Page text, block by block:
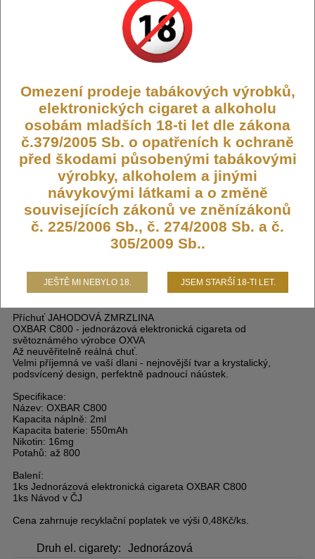
Dostupnost: Není skladem
Počet ks:
0 ks
179,- KČ
OXBAR C800 STRAWBERRY ICE
potahů, 16mg nikotinu
Příchuť JAHODOVÁ ZMRZLINA
OXBAR C800 - jednorázová elektronická cigareta od
světoznámého výrobce OXVA
Až neuvěřitelně reálná chuť.
Velmi příjemná ve vaší dlani - nejnovější tvar a krystalický,
podsvícený design, perfektně padnoucí náústek.
Specifikace:
Název: OXBAR C800
Kapacita náplně: 2ml
Kapacita baterie: 550mAh
Nikotin: 16mg
Potahů: až 800
Balení:
1ks Jednorázová elektronická cigareta OXBAR C800
1ks Návod v ČJ
Cena zahrnuje recyklační poplatek ve výši 0,48Kč/ks.
Druh el. cigarety:
Jednorázová
Omezení prodeje tabákových výrobků,
elektronických cigaret a alkoholu
osobám mladších 18-ti let dle zákona
č.379/2005 Sb. o opatřeních k ochraně
před škodami působenými tabákovými
výrobky, alkoholem a jinými
návykovými látkami a o změně
souvisejících zákonů ve zněnízákonů
č. 225/2006 Sb., č. 274/2008 Sb. a č.
305/2009 Sb..
JEŠTĚ MI NEBYLO 18. JSEM STARŠÍ 18-TI LET.